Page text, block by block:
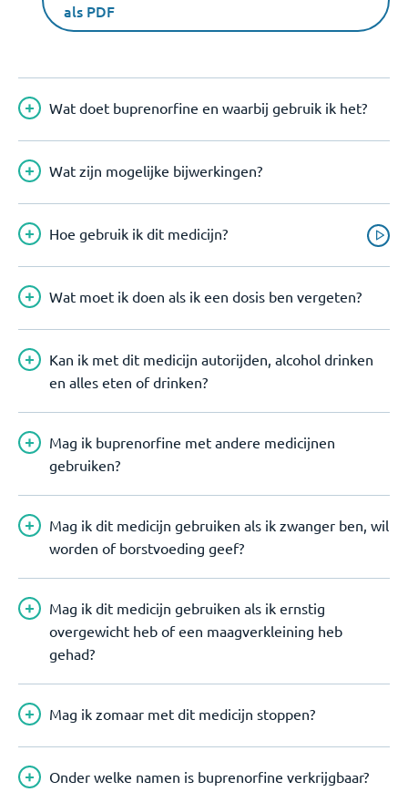
als PDF
Wat doet buprenorfine en waarbij gebruik ik het?
Wat zijn mogelijke bijwerkingen?
Hoe gebruik ik dit medicijn?
Wat moet ik doen als ik een dosis ben vergeten?
Kan ik met dit medicijn autorijden, alcohol drinken
en alles eten of drinken?
Mag ik buprenorfine met andere medicijnen
gebruiken?
Mag ik dit medicijn gebruiken als ik zwanger ben, wil
worden of borstvoeding geef?
Mag ik dit medicijn gebruiken als ik ernstig
overgewicht heb of een maagverkleining heb
gehad?
Mag ik zomaar met dit medicijn stoppen?
Onder welke namen is buprenorfine verkrijgbaar?